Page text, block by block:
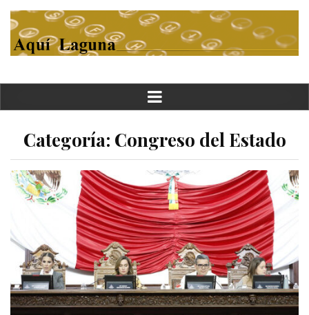
Categoría: Congreso del Estado